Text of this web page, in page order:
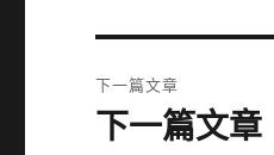
篇
文
章:
下一篇文章
下
下一篇文章